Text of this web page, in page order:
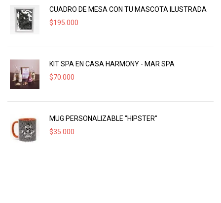
CUADRO DE MESA CON TU MASCOTA ILUSTRADA
$195.000
KIT SPA EN CASA HARMONY - MAR SPA
$70.000
MUG PERSONALIZABLE "HIPSTER"
$35.000